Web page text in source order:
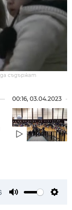
съдържат
00:16, 03.04.2023